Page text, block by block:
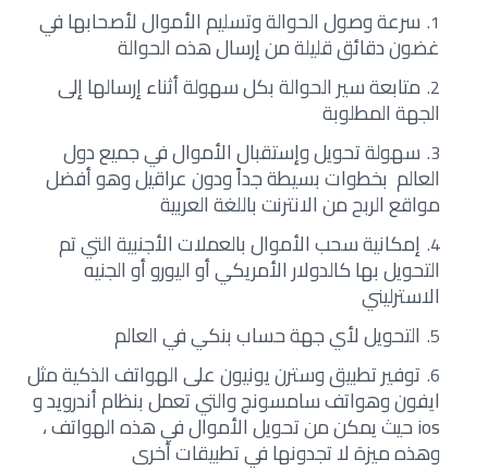
سرعة وصول الحوالة وتسليم الأموال لأصحابها في
غضون دقائق قليلة من إرسال هذه الحوالة
متابعة سير الحوالة بكل سهولة أثناء إرسالها إلى
الجهة المطلوبة
سهولة تحويل وإستقبال الأموال في جميع دول
العالم بخطوات بسيطة جداً ودون عراقيل وهو أفضل
مواقع الربح من الانترنت باللغة العربية
إمكانية سحب الأموال بالعملات الأجنبية التي تم
التحويل بها كالدولار الأمريكي أو اليورو أو الجنيه
الاسترليني
التحويل لأي جهة حساب بنكي في العالم
توفير تطبيق وسترن يونيون على الهواتف الذكية مثل
ايفون وهواتف سامسونج والتي تعمل بنظام أندرويد و
ios حيث يمكن من تحويل الأموال في هذه الهواتف ،
وهذه ميزة لا تجدونها في تطبيقات أخرى